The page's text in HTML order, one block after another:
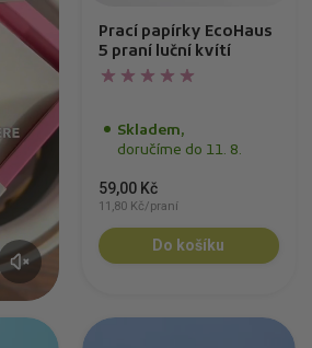
Prací papírky EcoHaus
5 praní luční kvítí
Skladem,
doručíme do 11. 8.
59,00 Kč
11,80 Kč/praní
Do košíku